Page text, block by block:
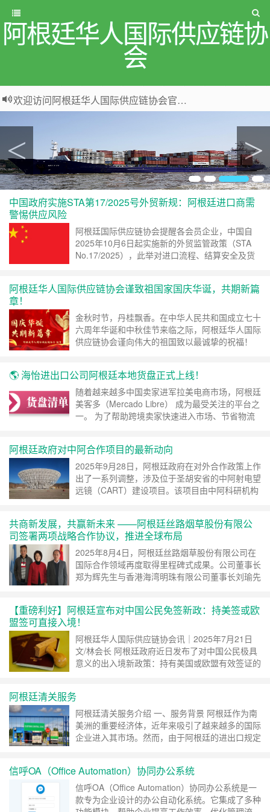
阿根廷华人国际供应链协
会
欢迎访问阿根廷华人国际供应链协会官方网站！ 我们致力于促进中阿两国在供应链管理和国际贸易领域的合作。
中国政府实施STA第17/2025号外贸新规：阿根廷进口商需
警惕供应风险
阿根廷国际供应链协会提醒各会员企业，中国自
2025年10月6日起实施新的外贸监管政策（STA
No.17/2025），此举对进口流程、结算安全及货
明确禁止以“买单出口”形式进行对外贸易。 根据新
业务。以往依托第三方持证…… 继续阅读 »
阿根廷华人国际供应链协会谨致祖国家国庆华诞，共期新篇
章！
金秋时节，丹桂飘香。在中华人民共和国成立七十
六周年华诞和中秋佳节来临之际，阿根廷华人国际
供应链协会谨向伟大的祖国致以最诚挚的祝福！
旺！ 在海外，协会将继续发挥桥梁与纽带作用，
凝聚侨界力量，促进中阿经贸合作和文化交流，推
动供应链发展，实现互利共赢。 愿中华儿女心手
相连，……继续阅读 »
🌎 海怡进出口公司阿根廷本地货盘正式上线！
随着越来越多中国卖家进军拉美电商市场，阿根廷
美客多（Mercado Libre） 成为最受关注的平台之
一。 为了帮助跨境卖家快速进入市场、节省物流
支持： 美客多直接发货 B2B批发与分销合作 本地
结算，支持阿根廷比索、美元及人民币汇款 我们
诚邀： 想进入阿根廷电商市场的中……继续阅读
»
阿根廷政府对中阿合作项目的最新动向
2025年9月28日，阿根廷政府在对外合作政策上作
出了一系列调整，涉及位于圣胡安省的中阿射电望
远镜（CART）建设项目。该项目由中阿科研机构
未给出新的批复，部分在阿施工的安排也因此受到
影响。 与此同时，政府还在评估其他合作项目的
后续安排，其中包括在内乌肯的科研基地，以及
圣……继续阅读 »
共商新发展，共赢新未来 ——阿根廷丝路烟草股份有限公
司签署两项战略合作协议，推进全球布局
2025年8月4日，阿根廷丝路烟草股份有限公司在
国际合作领域再度取得里程碑式成果。公司董事长
郑为辉先生与香港海湾明珠有限公司董事长刘瑜先
新阶段。 根据协议，双方将充分发挥各自资源优
势，围绕阿根廷烟草原产地优势与东南亚市场需
求，建立长期稳定的贸易通道，推动烟草产品在越
南……继续阅读 »
【重磅利好】阿根廷宣布对中国公民免签新政：持美签或欧
盟签可直接入境！
阿根廷华人国际供应链协会讯｜2025年7月21日
文/林会长 阿根廷政府近日发布了对中国公民极具
意义的出入境新政策：持有美国或欧盟有效签证的
决议正式公布，并刊登在《阿根廷官方公报》。
核心政策解读： 适用对象：持有中国护照，且拥
有有效的美国签证或欧盟申根签证者 ……继续阅
读 »
阿根廷清关服务
阿根廷清关服务介绍 一、服务背景 阿根廷作为南
美洲的重要经济体，近年来吸引了越来越多的国际
企业进入其市场。然而，由于阿根廷的进出口规定
件、税费、海关检查等环节复杂且严格，如果处理
不当，可能导致延误、额外成本甚至货物滞留。
阿根廷华人国际供应链协会基于多年在阿根廷跨境
贸易…… 继续阅读 »
信呼OA（Office Automation）协同办公系统
信呼OA（Office Automation）协同办公系统是一
款专为企业设计的办公自动化系统。它集成了多种